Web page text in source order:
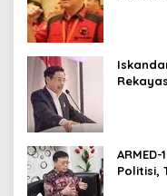
Politisi,